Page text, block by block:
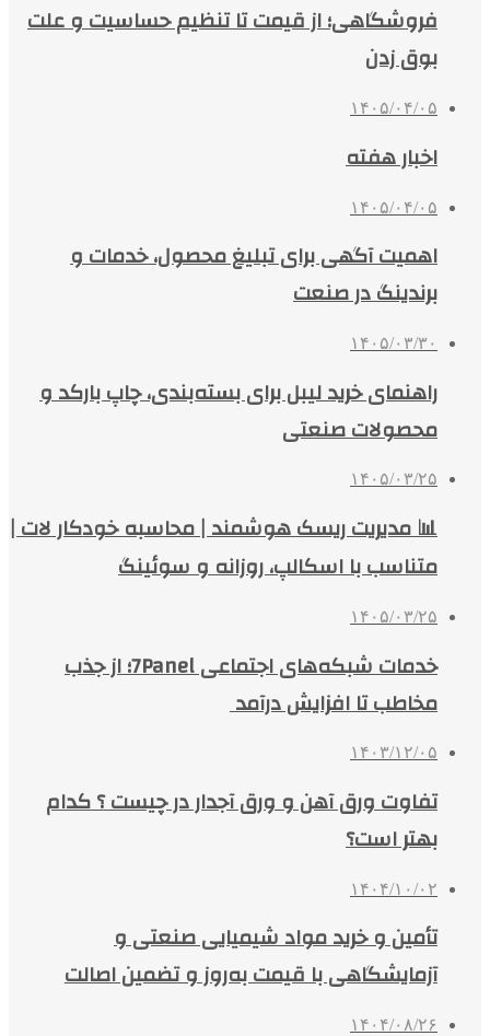
فروشگاهی؛ از قیمت تا تنظیم حساسیت و علت
بوق زدن
۱۴۰۵/۰۴/۰۵
اخبار هفته
۱۴۰۵/۰۴/۰۵
اهمیت آگهی برای تبلیغ محصول، خدمات و
برندینگ در صنعت
۱۴۰۵/۰۳/۳۰
راهنمای خرید لیبل برای بسته‌بندی، چاپ بارکد و
محصولات صنعتی
۱۴۰۵/۰۳/۲۵
📊 مدیریت ریسک هوشمند | محاسبه خودکار لات |
متناسب با اسکالپ، روزانه و سوئینگ
۱۴۰۵/۰۳/۲۵
خدمات شبکه‌های اجتماعی 7Panel؛ از جذب
مخاطب تا افزایش درآمد
۱۴۰۳/۱۲/۰۵
تفاوت ورق آهن و ورق آجدار در چیست ؟ کدام
بهتر است؟
۱۴۰۴/۱۰/۰۲
تأمین و خرید مواد شیمیایی صنعتی و
آزمایشگاهی با قیمت به‌روز و تضمین اصالت
۱۴۰۴/۰۸/۲۶